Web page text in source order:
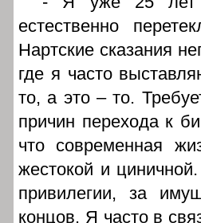
естественно
Нартские сказания
где я часто
то, а это – то.
причин перехода к
что современная
жестокой и
привилегии, за
концов. Я часто в